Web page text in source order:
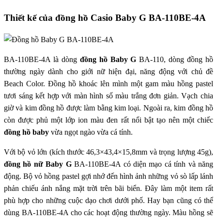
Thiết kế của đồng hồ Casio Baby G BA-110BE-4A
BA-110BE-4A là dòng đồng hồ Baby GBA-110, dòng đồng hồ
thường ngày dành cho giới nữ hiện đại, năng động với chủ đề
Beach Color. Đồng hồ khoác lên mình một gam màu hồng pastel
tươi sáng kết hợp với màn hình số màu trắng đơn giản. Vạch chia
giờ và kim đồng hồ được làm bằng kim loại. Ngoài ra, kim đồng hồ
còn được phủ một lớp ion màu đen rất nổi bật tạo nên một chiếc
đồng hồ baby vừa ngọt ngào vừa cá tính.
Với bộ vỏ lớn (kích thước 46,3×43,4×15,8mm và trọng lượng 45g),
đồng hồ nữ Baby GBA-110BE-4A có diện mạo cá tính và năng
động. Bộ vỏ hồng pastel gợi nhớ đến hình ảnh những vỏ sò lấp lánh
phản chiếu ánh nắng mặt trời trên bãi biển. Đây làm một item rất
phù hợp cho những cuộc dạo chơi dưới phố. Hay bạn cũng có thể
dùng BA-110BE-4A cho các hoạt động thường ngày. Màu hồng sẽ